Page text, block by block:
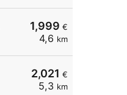
1,999 €
4,6 km
2,021 €
5,3 km